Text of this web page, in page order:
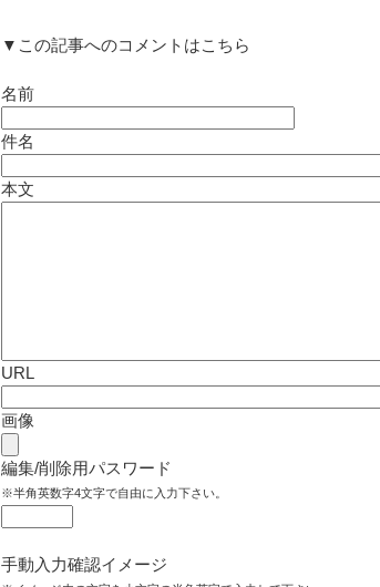
▼この記事へのコメントはこちら
名前
件名
本文
URL
画像
編集/削除用パスワード
※半角英数字4文字で自由に入力下さい。
手動入力確認イメージ